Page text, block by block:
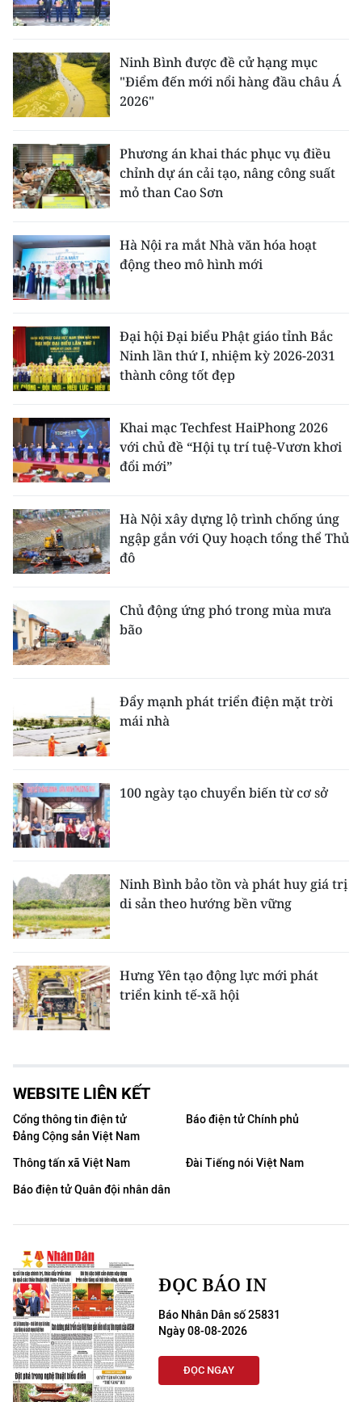
Ninh Bình được đề cử hạng mục
"Điểm đến mới nổi hàng đầu châu Á
2026"
Phương án khai thác phục vụ điều
chỉnh dự án cải tạo, nâng công suất
mỏ than Cao Sơn
Hà Nội ra mắt Nhà văn hóa hoạt
động theo mô hình mới
Đại hội Đại biểu Phật giáo tỉnh Bắc
Ninh lần thứ I, nhiệm kỳ 2026-2031
thành công tốt đẹp
Khai mạc Techfest HaiPhong 2026
với chủ đề “Hội tụ trí tuệ-Vươn khơi
đổi mới”
Hà Nội xây dựng lộ trình chống úng
ngập gắn với Quy hoạch tổng thể Thủ
đô
Chủ động ứng phó trong mùa mưa
bão
Đẩy mạnh phát triển điện mặt trời
mái nhà
100 ngày tạo chuyển biến từ cơ sở
Ninh Bình bảo tồn và phát huy giá trị
di sản theo hướng bền vững
Hưng Yên tạo động lực mới phát
triển kinh tế-xã hội
WEBSITE LIÊN KẾT
Cổng thông tin điện tử
Đảng Cộng sản Việt Nam
Báo điện tử Chính phủ
Thông tấn xã Việt Nam
Đài Tiếng nói Việt Nam
Báo điện tử Quân đội nhân dân
ĐỌC BÁO IN
Báo Nhân Dân số 25831
Ngày 08-08-2026
ĐỌC NGAY